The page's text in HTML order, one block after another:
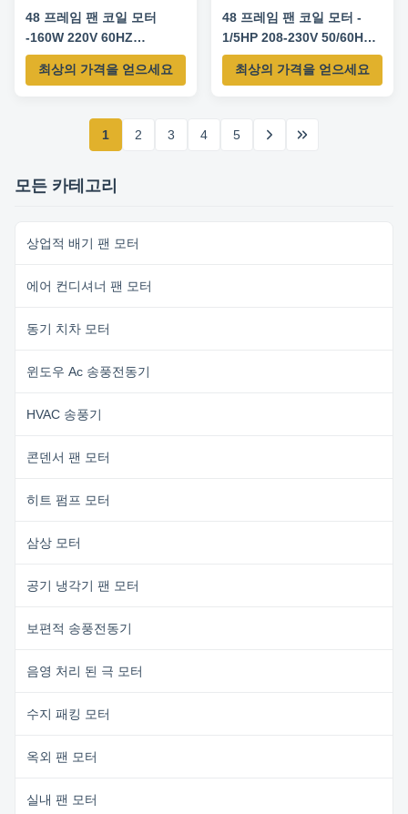
48 프레임 팬 코일 모터
-160W 220V 60HZ
1030RPM / 3SPD
최상의 가격을 얻으세요
48 프레임 팬 코일 모터 -
1/5HP 208-230V 50/60HZ
975RPM/3SPD
최상의 가격을 얻으세요
1 2 3 4 5
모든 카테고리
상업적 배기 팬 모터
에어 컨디셔너 팬 모터
동기 치차 모터
윈도우 Ac 송풍전동기
HVAC 송풍기
콘덴서 팬 모터
히트 펌프 모터
삼상 모터
공기 냉각기 팬 모터
보편적 송풍전동기
음영 처리 된 극 모터
수지 패킹 모터
옥외 팬 모터
실내 팬 모터